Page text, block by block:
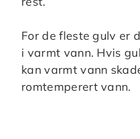
For de fleste gulv er
i varmt vann. Hvis
kan varmt vann
romtemperert vann.